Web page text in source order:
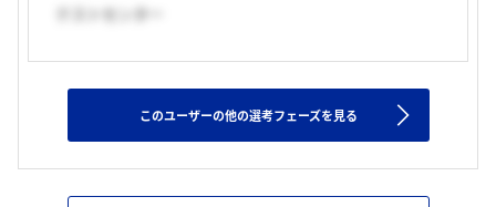
テストセンター
このユーザーの他の選考フェーズを見る